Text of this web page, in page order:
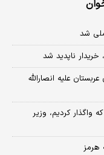
شد
علیه انصارالله
واگذار کردیم، وزیر
هرمز